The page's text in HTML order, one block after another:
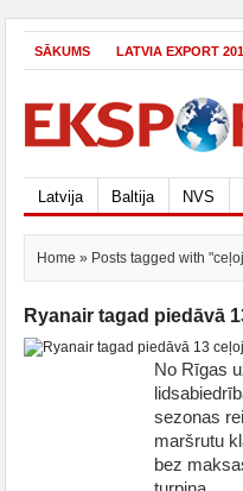
SĀKUMS LATVIA EXPORT
Latvija Baltija NVS
Home » Posts tagged with
Ryanair tagad piedāvā
No Rīgas
sezonas
maršrutu
bez